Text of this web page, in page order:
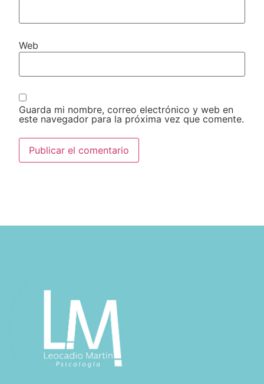
Web
Guarda mi nombre, correo electrónico y web en
este navegador para la próxima vez que comente.